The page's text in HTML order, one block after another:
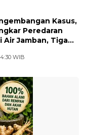
Kasus,
Peredaran
Air Jamban, Tiga
WIB